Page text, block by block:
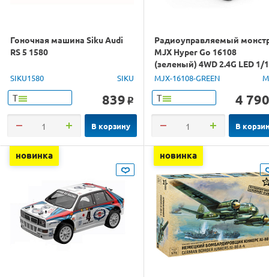
Гоночная машина Siku Audi
RS 5 1580
SIKU1580 SIKU
Т 839 o
В корзину
Радиоуправляемый
MJX Hyper Go 16108
(зеленый) 4WD 2.4G LED 1/
RTR
MJX-16108-GREEN
Т 4 790
В
новинка новинка